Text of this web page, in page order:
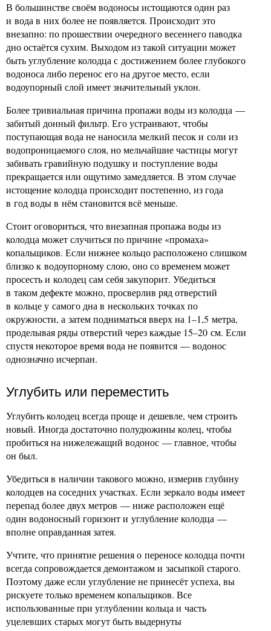
В большинстве своём водоносы истощаются один раз
и вода в них более не появляется. Происходит это
внезапно: по прошествии очередного весеннего паводка
дно остаётся сухим. Выходом из такой ситуации может
быть углубление колодца с достижением более глубокого
водоноса либо перенос его на другое место, если
водоупорный слой имеет значительный уклон.
Более тривиальная причина пропажи воды из колодца —
забитый донный фильтр. Его устраивают, чтобы
поступающая вода не наносила мелкий песок и соли из
водопроницаемого слоя, но мельчайшие частицы могут
забивать гравийную подушку и поступление воды
прекращается или ощутимо замедляется. В этом случае
истощение колодца происходит постепенно, из года
в год воды в нём становится всё меньше.
Стоит оговориться, что внезапная пропажа воды из
колодца может случиться по причине «промаха»
копальщиков. Если нижнее кольцо расположено слишком
близко к водоупорному слою, оно со временем может
просесть и колодец сам себя закупорит. Убедиться
в таком дефекте можно, просверлив ряд отверстий
в кольце у самого дна в нескольких точках по
окружности, а затем подниматься вверх на 1–1,5 метра,
проделывая ряды отверстий через каждые 15–20 см. Если
спустя некоторое время вода не появится — водонос
однозначно исчерпан.
Углубить или переместить
Углубить колодец всегда проще и дешевле, чем строить
новый. Иногда достаточно полудюжины колец, чтобы
пробиться на нижележащий водонос — главное, чтобы
он был.
Убедиться в наличии такового можно, измерив глубину
колодцев на соседних участках. Если зеркало воды имеет
перепад более двух метров — ниже расположен ещё
один водоносный горизонт и углубление колодца —
вполне оправданная затея.
Учтите, что принятие решения о переносе колодца почти
всегда сопровождается демонтажом и засыпкой старого.
Поэтому даже если углубление не принесёт успеха, вы
рискуете только временем копальщиков. Все
использованные при углублении кольца и часть
уцелевших старых могут быть выдернуты